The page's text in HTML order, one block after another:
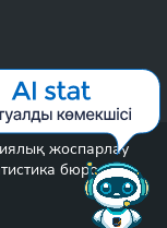
жоспарлау
бюросы